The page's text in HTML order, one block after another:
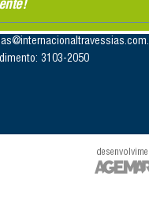
3103-2050